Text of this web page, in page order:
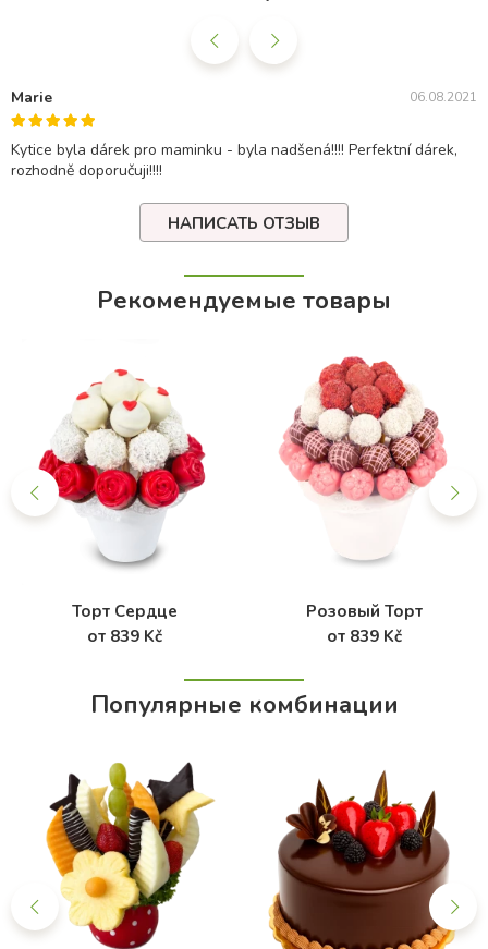
Marie 06.08.2021
Kytice byla dárek pro maminku - byla nadšená!!!! Perfektní dárek,
rozhodně doporučuji!!!!
НАПИСАТЬ ОТЗЫВ
Рекомендуемые товары
Торт Сердце
от 839 Kč
Розовый Торт
от 839 Kč
Популярные комбинации